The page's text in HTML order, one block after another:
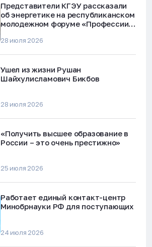
Представители КГЭУ рассказали
об энергетике на республиканском
молодежном форуме «Профессии
28 июля 2026
Ушел из жизни Рушан
Шайхулисламович Бикбов
28 июля 2026
«Получить высшее образование в
России – это очень престижно»
25 июля 2026
Работает единый контакт-центр
Минобрнауки РФ для поступающих
24 июля 2026